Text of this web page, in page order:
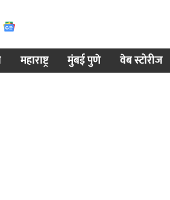
महाराष्ट्र मुंबई पुणे वेब स्टोरीज